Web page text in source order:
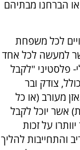
הברחנו מבתיהם
לכל משפחת
למעשה לכל אחד
פלסטיני "לקבל
צודק ובר
מעורב (או כל
אשר יוכל לקבל
על זכות
והתחייבות להליך